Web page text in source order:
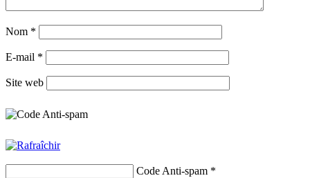
Nom *
E-mail *
Site web
Code Anti-spam *